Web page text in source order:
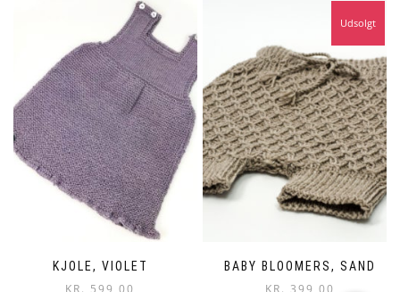
KJOLE, VIOLET
KR. 599,00
BABY BLOOMERS, SAND
KR. 399,00
Udsolgt